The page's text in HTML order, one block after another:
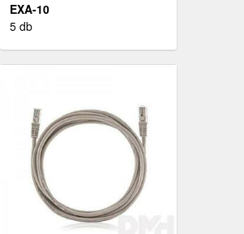
EXA-10
5 db